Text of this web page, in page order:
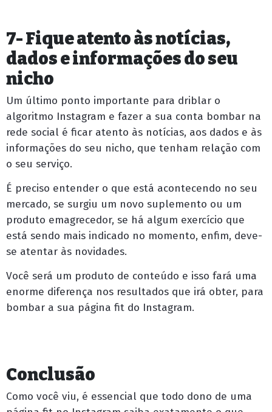
7- Fique atento às notícias,
dados e informações do seu
nicho
Um último ponto importante para driblar o
algoritmo Instagram e fazer a sua conta bombar na
rede social é ficar atento às notícias, aos dados e às
informações do seu nicho, que tenham relação com
o seu serviço.
É preciso entender o que está acontecendo no seu
mercado, se surgiu um novo suplemento ou um
produto emagrecedor, se há algum exercício que
está sendo mais indicado no momento, enfim, deve-
se atentar às novidades.
Você será um produto de conteúdo e isso fará uma
enorme diferença nos resultados que irá obter, para
bombar a sua página fit do Instagram.
Conclusão
Como você viu, é essencial que todo dono de uma